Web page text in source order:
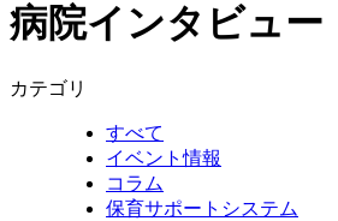
病院インタビュー
カテゴリ
すべて
イベント情報
コラム
保育サポートシステム